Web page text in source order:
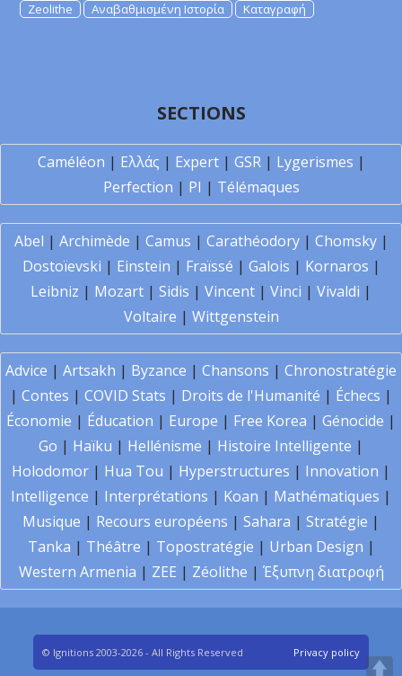
Zeolithe
Αναβαθμισμένη Ιστορία Καταγραφή
SECTIONS
Caméléon | Ελλάς | Expert| GSR| Lygerismes |
Perfection | PI | Télémaques
Abel | Archimède | Camus | Carathéodory| Chomsky|
Dostoïevski | Einstein | Fraïssé | Galois | Kornaros |
Leibniz | Mozart | Sidis | Vincent | Vinci | Vivaldi |
Voltaire | Wittgenstein
Advice | Artsakh | Byzance | Chansons | Chronostratégie
| Contes | COVID Stats | Droits de l'Humanité | Échecs |
Économie | Éducation | Europe | Free Korea | Génocide |
Go | Haïku | Hellénisme | Histoire Intelligente |
Holodomor | Hua Tou | Hyperstructures | Innovation |
Intelligence | Interprétations | Koan | Mathématiques |
Musique | Recours européens | Sahara | Stratégie |
Tanka | Théâtre | Topostratégie | Urban Design |
Western Armenia | ZEE | Zéolithe | Έξυπνη διατροφή
© Ignitions 2003-2026 - All Rights Reserved Privacy policy